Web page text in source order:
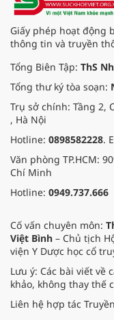
Giấy phép hoạt động
thông tin và truyền
Tổng Biên Tập: ThS
Tổng thư ký tòa soạn:
Trụ sở chính: Tầng 2,
, Hà Nội
Hotline: 0898582228.
Văn phòng TP.HCM:
Chí Minh
Hotline: 0949.737.666
Cố vấn chuyên môn:
Việt Bình – Chủ tịch
viện Y Dược học cổ
Lưu ý: Các bài viết về
khảo, không thay thế
Liên hệ hợp tác